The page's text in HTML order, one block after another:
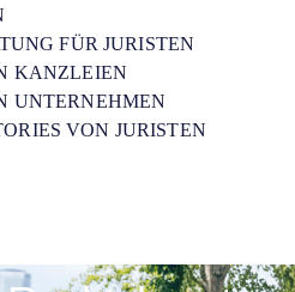
FÜR JURISTEN
KANZLEIEN
UNTERNEHMEN
VON JURISTEN